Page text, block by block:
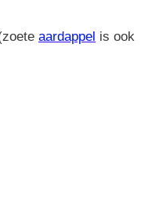
aardappel is ook